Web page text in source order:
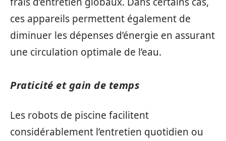
ces appareils permettent également de
diminuer les dépenses d’énergie en assurant
une circulation optimale de l’eau.
Praticité et gain de temps
Les robots de piscine facilitent
considérablement l’entretien quotidien ou